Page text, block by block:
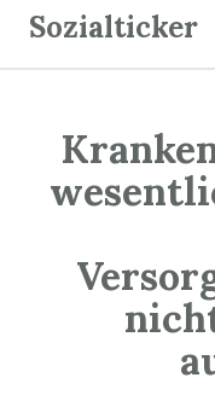
Sozialticker